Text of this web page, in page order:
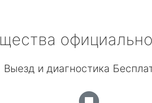
Выезд и диагностика